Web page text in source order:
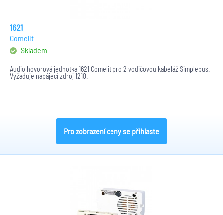
1621
Comelit
Skladem
Audio hovorová jednotka 1621 Comelit pro 2 vodičovou kabeláž Simplebus.
Vyžaduje napájecí zdroj 1210.
Pro zobrazení ceny se přihlaste